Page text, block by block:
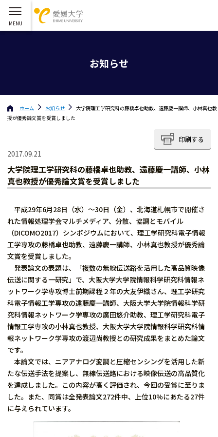
お知らせ
ホーム お知らせ
大学院理工学研究科の藤橋卓也助教、遠藤慶一講師、小林真也教
授が優秀論文賞を受賞しました
印刷する
2017.09.21
大学院理工学研究科の藤橋卓也助教、遠藤慶一講師、小林
真也教授が優秀論文賞を受賞しました
平成29年6月28日（水）～30日（金）、北海道札幌市で開催さ
れた情報処理学会マルチメディア、分散、協調とモバイル
（DICOMO2017）シンポジウムにおいて、理工学研究科電子情報
工学専攻の藤橋卓也助教、遠藤慶一講師、小林真也教授が優秀論
文賞を受賞しました。
発表論文の表題は、「複数の無線伝送路を活用した高品質映像
伝送に関する一研究」で、大阪大学大学院情報科学研究科情報ネ
ットワーク学専攻博士前期課程２年の大友伊織さん、理工学研究
科電子情報工学専攻の遠藤慶一講師、大阪大学大学院情報科学研
究科情報ネットワーク学専攻の廣田悠介助教、理工学研究科電子
情報工学専攻の小林真也教授、大阪大学大学院情報科学研究科情
報ネットワーク学専攻の渡辺尚教授との研究成果をまとめた論文
です。
本論文では、ニアアナログ変調と圧縮センシングを活用した新
たな伝送手法を提案し、無線伝送路における映像伝送の高品質化
を達成しました。この内容が高く評価され、今回の受賞に至りま
した。また、同賞は全発表論文272件中、上位10%にあたる27件
に与えられています。